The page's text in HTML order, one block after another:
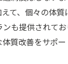
灸院の特徴と魅
鍼灸院で得られ
症シーズンを快
て、個々の体
も提供されて
質改善をサポー